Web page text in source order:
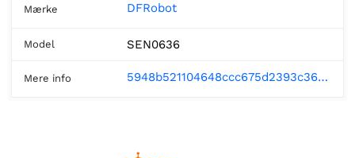
Mærke DFRobot
Model SEN0636
Mere info 5948b521104648ccc675d2393c36a3be